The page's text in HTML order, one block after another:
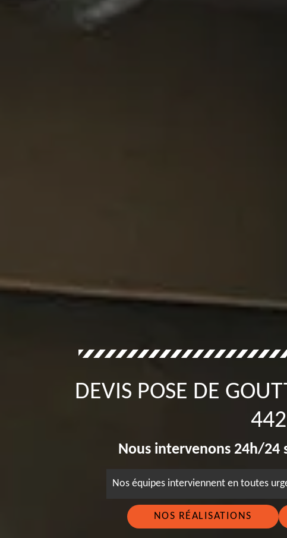
DEVIS POSE DE
Nous intervenons 24h/24
Nos équipes interviennent en toutes
NOS RÉALISATIONS